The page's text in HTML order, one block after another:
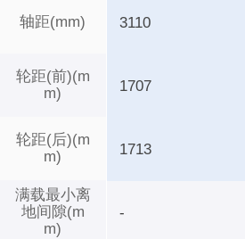
轴距(mm)
轮距(前)(m
m)
轮距(后)(m
m)
满载最小离
地间隙(m
m)
3110
1707
1713
-